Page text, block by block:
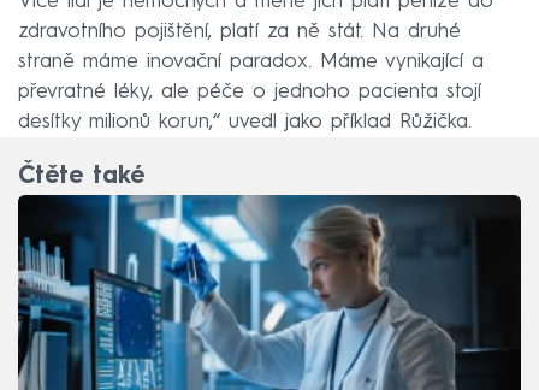
zdravotního pojištění, platí za ně stát. Na druhé
straně máme inovační paradox. Máme vynikající a
převratné léky, ale péče o jednoho pacienta stojí
desítky milionů korun,“ uvedl jako příklad Růžička.
Čtěte také